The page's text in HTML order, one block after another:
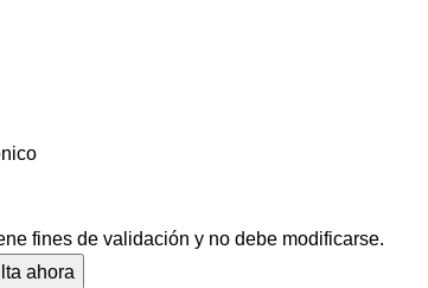
fines de validación y no debe modificarse.